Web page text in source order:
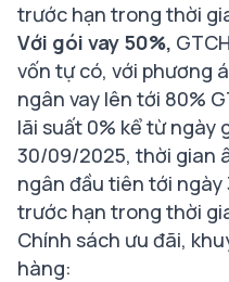
trước hạn trong thời
Với gói vay 50%,
vốn tự có, với phương
ngân vay lên tới 80%
lãi suất 0% kể từ ngày
30/09/2025, thời gian
ngân đầu tiên tới
trước hạn trong thời
Chính sách ưu đãi,
hàng: